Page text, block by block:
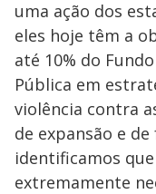
M
u
uma ação dos
eles hoje têm a
até 10% do
Pública em
violência contra
de expansão e
identificamos
extremamente